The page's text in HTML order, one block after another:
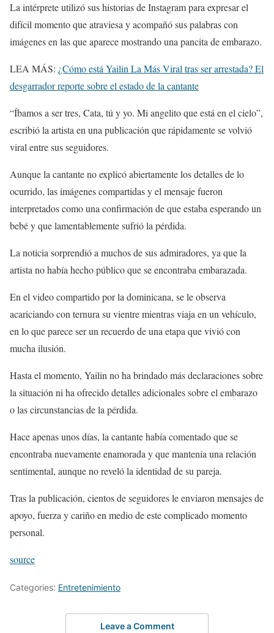
La intérprete utilizó sus historias de Instagram para expresar el
difícil momento que atraviesa y acompañó sus palabras con
imágenes en las que aparece mostrando una pancita de embarazo.
LEA MÁS: ¿Cómo está Yailin La Más Viral tras ser arrestada? El
desgarrador reporte sobre el estado de la cantante
“Íbamos a ser tres, Cata, tú y yo. Mi angelito que está en el cielo”,
escribió la artista en una publicación que rápidamente se volvió
viral entre sus seguidores.
Aunque la cantante no explicó abiertamente los detalles de lo
ocurrido, las imágenes compartidas y el mensaje fueron
interpretados como una confirmación de que estaba esperando un
bebé y que lamentablemente sufrió la pérdida.
La noticia sorprendió a muchos de sus admiradores, ya que la
artista no había hecho público que se encontraba embarazada.
En el video compartido por la dominicana, se le observa
acariciando con ternura su vientre mientras viaja en un vehículo,
en lo que parece ser un recuerdo de una etapa que vivió con
mucha ilusión.
Hasta el momento, Yailin no ha brindado más declaraciones sobre
la situación ni ha ofrecido detalles adicionales sobre el embarazo
o las circunstancias de la pérdida.
Hace apenas unos días, la cantante había comentado que se
encontraba nuevamente enamorada y que mantenía una relación
sentimental, aunque no reveló la identidad de su pareja.
Tras la publicación, cientos de seguidores le enviaron mensajes de
apoyo, fuerza y cariño en medio de este complicado momento
personal.
source
Categories: Entretenimiento
Leave a Comment